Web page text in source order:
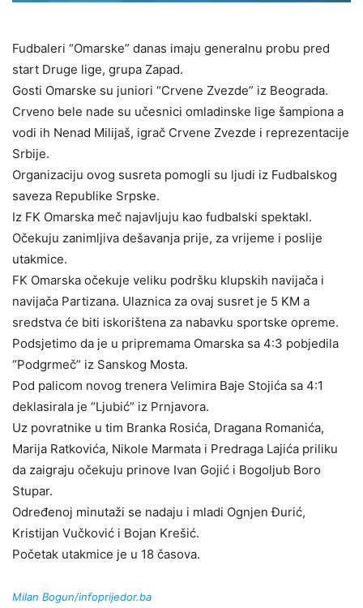
Fudbaleri “Omarske” danas imaju generalnu probu pred
start Druge lige, grupa Zapad.
Gosti Omarske su juniori “Crvene Zvezde” iz Beograda.
Crveno bele nade su učesnici omladinske lige šampiona a
vodi ih Nenad Milijaš, igrač Crvene Zvezde i reprezentacije
Srbije.
Organizaciju ovog susreta pomogli su ljudi iz Fudbalskog
saveza Republike Srpske.
Iz FK Omarska meč najavljuju kao fudbalski spektakl.
Očekuju zanimljiva dešavanja prije, za vrijeme i poslije
utakmice.
FK Omarska očekuje veliku podršku klupskih navijača i
navijača Partizana. Ulaznica za ovaj susret je 5 KM a
sredstva će biti iskorištena za nabavku sportske opreme.
Podsjetimo da je u pripremama Omarska sa 4:3 pobjedila
“Podgrmeč” iz Sanskog Mosta.
Pod palicom novog trenera Velimira Baje Stojića sa 4:1
deklasirala je “Ljubić” iz Prnjavora.
Uz povratnike u tim Branka Rosića, Dragana Romanića,
Marija Ratkovića, Nikole Marmata i Predraga Lajića priliku
da zaigraju očekuju prinove Ivan Gojić i Bogoljub Boro
Stupar.
Određenoj minutaži se nadaju i mladi Ognjen Đurić,
Kristijan Vučković i Bojan Krešić.
Početak utakmice je u 18 časova.
Milan Bogun/infoprijedor.ba